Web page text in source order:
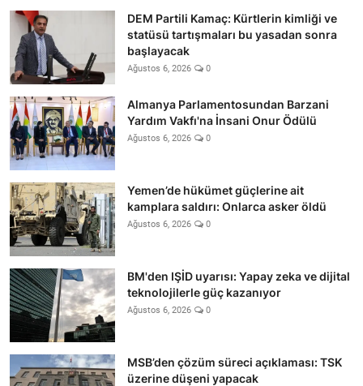
DEM Partili Kamaç: Kürtlerin kimliği ve
statüsü tartışmaları bu yasadan sonra
başlayacak
Ağustos 6, 2026 0
Almanya Parlamentosundan Barzani
Yardım Vakfı'na İnsani Onur Ödülü
Ağustos 6, 2026 0
Yemen’de hükümet güçlerine ait
kamplara saldırı: Onlarca asker öldü
Ağustos 6, 2026 0
BM'den IŞİD uyarısı: Yapay zeka ve dijital
teknolojilerle güç kazanıyor
Ağustos 6, 2026 0
MSB’den çözüm süreci açıklaması: TSK
üzerine düşeni yapacak